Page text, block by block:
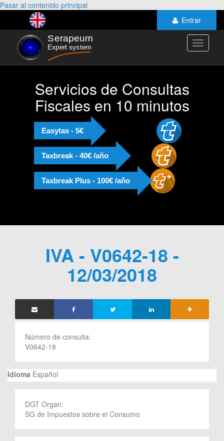
Pasar al contenido principal
Entrar
Toggle
Servicios de Consultas
Fiscales en 10 minutos
Easytax - 5€
Taxbreak - 40€ /año
Taxbreak Plus - 100€ /año
IVA - V0642-18 -
12/03/2018
Número de consulta:
V0642-18
Idioma Español
DGT Organ:
SG de Impuestos sobre el Consumo